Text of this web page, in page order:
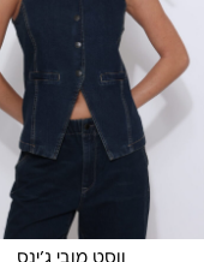
ווסט מובי ג׳ינס